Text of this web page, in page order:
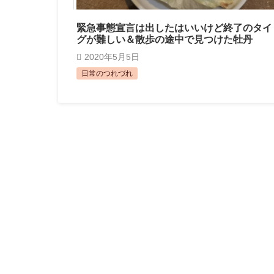
緊急事態宣言は出したはいいけど終了のタイ
グが難しい＆散歩の途中で見つけた牡丹
2020年5月5日
日常のつれづれ